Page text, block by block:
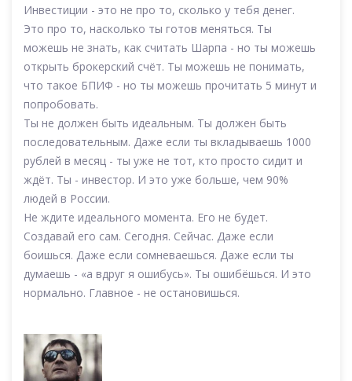
Инвестиции - это не про то, сколько у тебя денег.
Это про то, насколько ты готов меняться. Ты
можешь не знать, как считать Шарпа - но ты можешь
открыть брокерский счёт. Ты можешь не понимать,
что такое БПИФ - но ты можешь прочитать 5 минут и
попробовать.
Ты не должен быть идеальным. Ты должен быть
последовательным. Даже если ты вкладываешь 1000
рублей в месяц - ты уже не тот, кто просто сидит и
ждёт. Ты - инвестор. И это уже больше, чем 90%
людей в России.
Не ждите идеального момента. Его не будет.
Создавай его сам. Сегодня. Сейчас. Даже если
боишься. Даже если сомневаешься. Даже если ты
думаешь - «а вдруг я ошибусь». Ты ошибёшься. И это
нормально. Главное - не остановишься.